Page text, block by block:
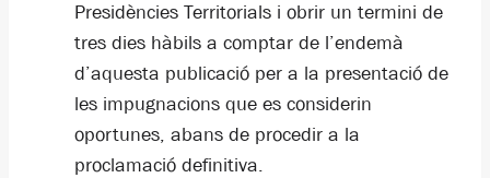
Presidències Territorials i obrir un termini de
tres dies hàbils a comptar de l’endemà
d’aquesta publicació per a la presentació de
les impugnacions que es considerin
oportunes, abans de procedir a la
proclamació definitiva.